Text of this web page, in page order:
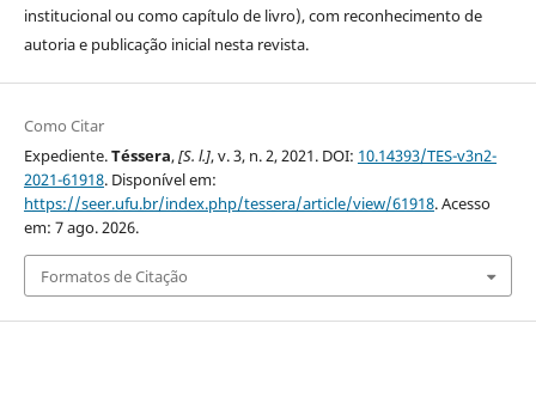
institucional ou como capítulo de livro), com reconhecimento de
autoria e publicação inicial nesta revista.
Como Citar
Expediente.Téssera,[S. l.], v. 3, n. 2, 2021. DOI: 10.14393/TES-v3n2-
2021-61918. Disponível em:
https://seer.ufu.br/index.php/tessera/article/view/61918. Acesso
em: 7 ago. 2026.
Formatos de Citação